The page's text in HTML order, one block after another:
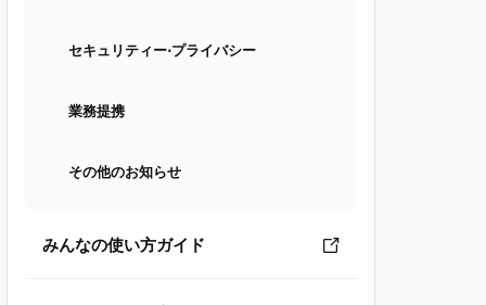
セキュリティー⋅プライバシー
業務提携
その他のお知らせ
みんなの使い方ガイド